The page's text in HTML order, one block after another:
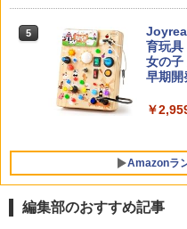
す
￥
5
育玩具
女の子
早期開
￥
Amazonラ
編集部のおすすめ記事